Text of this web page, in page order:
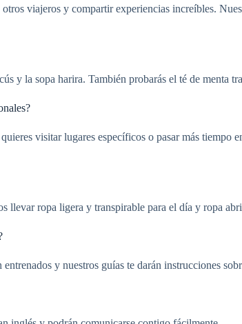
viajeros y compartir experiencias increíbles.
y la sopa harira. También probarás el té de menta
visitar lugares específicos o pasar más
ropa ligera y transpirable para el día y ropa
y nuestros guías te darán instrucciones